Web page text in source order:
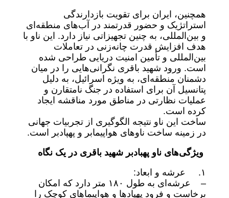
همچنین، ایران برای تقویت بازدارندگی
استراتژیک و حضور قدرتمند در آب‌های منطقه‌ای
و بین‌المللی، به چنین تجهیزاتی نیاز دارد. این ناو با
هدف افزایش قدرت چانه‌زنی در تعاملات
بین‌المللی و تأمین امنیت دریایی طراحی شده
است. ورود شهید باقری نگرانی‌هایی را در میان
دشمنان منطقه‌ای، به ویژه اسرائیل، به دلیل
پتانسیل آن برای استفاده در جنگ نامتقارن و
عملیات نظارتی در مناطق مورد مناقشه ایجاد
کرده است.
ساخت این ناو نتیجه الگوگیری از تجربیات جهانی
در زمینه ساخت ناوهای هواپیمابر و پهپادبر است.
ویژگی‌های ناو پهبادبر شهید باقری در یک نگاه
۱. عرشه و ابعاد:
– عرشه‌ای به طول ۱۸۰ متر دارد که امکان
برخاست و فرود پهپادها و هواپیماهای کوچک را